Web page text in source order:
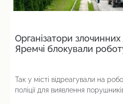
Організатори злочинних
Яремчі блокували
Так у місті відреагували на
поліції для виявлення